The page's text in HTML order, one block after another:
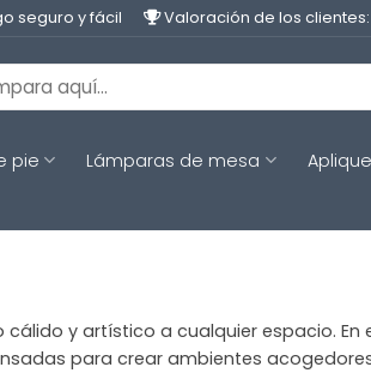
seguro y fácil Valoración de los clientes:
pie Lámparas de mesa
y artístico a cualquier espacio.
para crear ambientes